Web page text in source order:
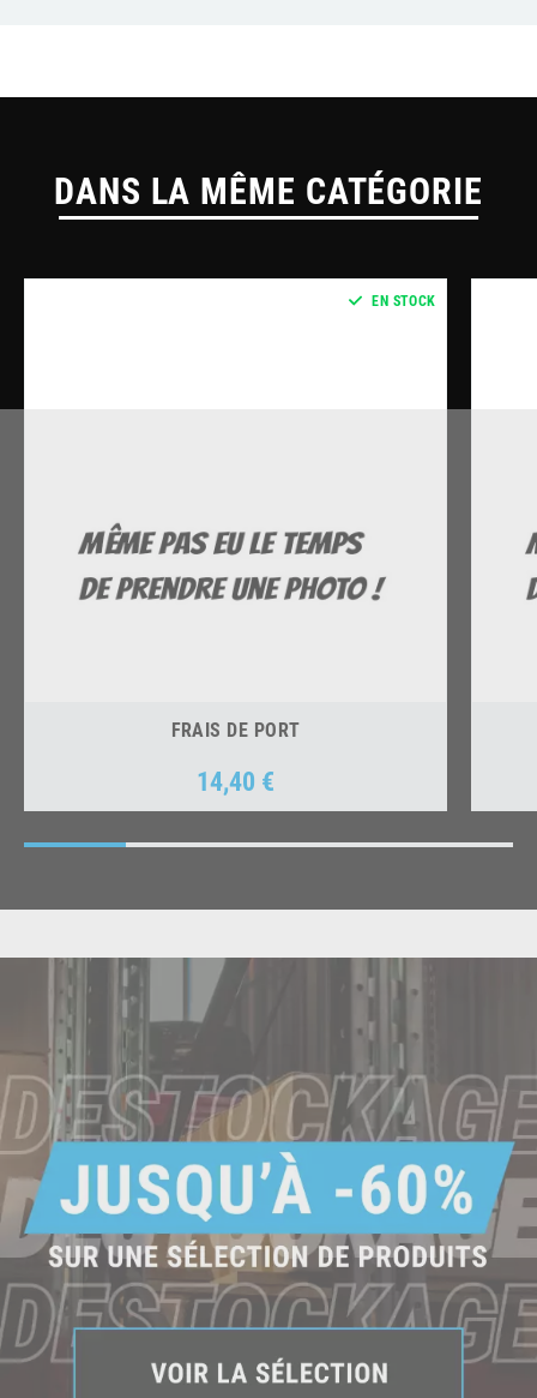
DANS LA MÊME CATÉGORIE
FRAIS DE PORT
Prix
14,40 €
EN STOCK